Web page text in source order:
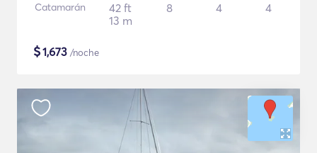
Catamarán
42 ft
13 m
8 4 4
$1,673 /noche